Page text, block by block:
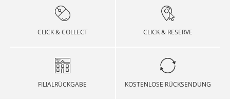
CLICK & COLLECT CLICK & RESERVE
FILIALRÜCKGABE KOSTENLOSE RÜCKSENDUNG